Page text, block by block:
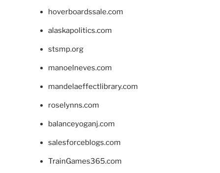
hoverboardssale.com
alaskapolitics.com
stsmp.org
manoelneves.com
mandelaeffectlibrary.com
roselynns.com
balanceyoganj.com
salesforceblogs.com
TrainGames365.com